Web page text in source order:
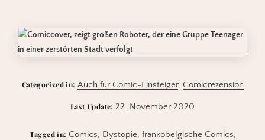
Categorized in: Auch für Comic-Einsteiger, Comicrezension
Last Update: 22. November 2020
Tagged in: Comics, Dystopie, frankobelgische Comics,